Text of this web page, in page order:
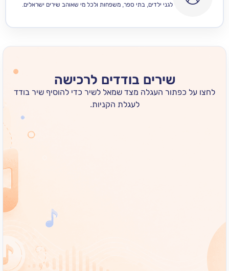
לגני ילדים, בתי ספר, משפחות ולכל מי שאוהב שירים ישראלים.
שירים בודדים לרכישה
כפתור העגלה מצד שמאל לשיר כדי להוסיף שיר בודד
לעגלת הקניות.